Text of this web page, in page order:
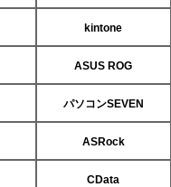
kintone
ASUS ROG
パソコンSEVEN
ASRock
CData